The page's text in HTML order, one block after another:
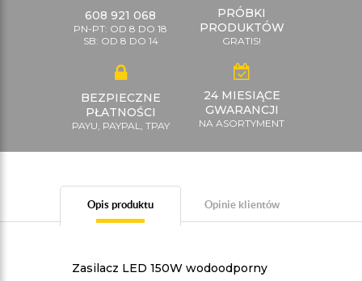
608 921 068
PN-PT: OD 8 DO 18
SB: OD 8 DO 14
PRÓBKI
PRODUKTÓW
GRATIS!
BEZPIECZNE
PŁATNOŚCI
PAYU, PAYPAL, TPAY
24 MIESIĄCE
GWARANCJI
NA ASORTYMENT
Opis produktu Opinie klientów
Zasilacz LED 150W wodoodporny